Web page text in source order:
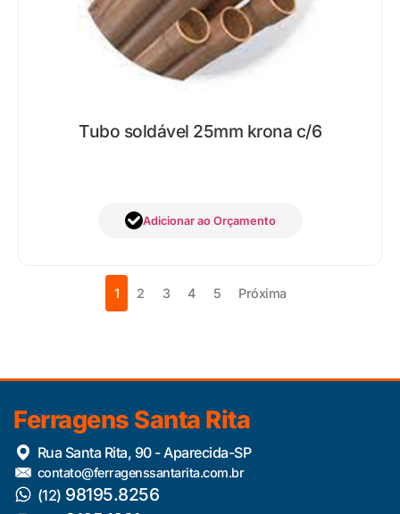
Tubo soldável 25mm krona c/6
Adicionar ao Orçamento
1 2 3 4 5 Próxima
Ferragens Santa Rita
Rua Santa Rita, 90 - Aparecida-SP
contato@ferragenssantarita.com.br
(12) 98195.8256